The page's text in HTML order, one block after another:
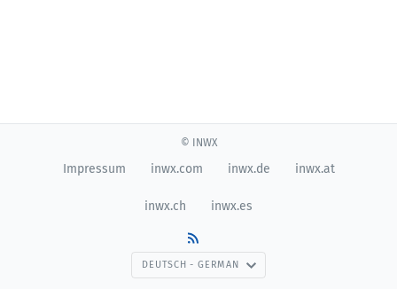
© INWX
Impressum inwx.com inwx.de inwx.at
inwx.ch inwx.es
DEUTSCH - GERMAN